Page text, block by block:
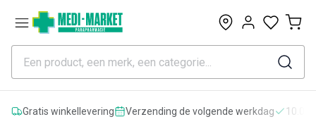
0
Gratis winkellevering Verzending de volgende werkdag